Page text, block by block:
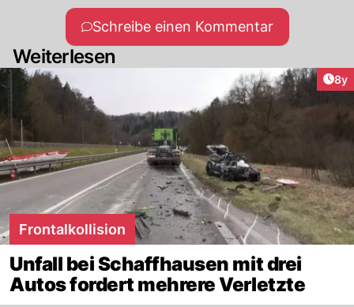
Schreibe einen Kommentar
Weiterlesen
8y
Frontalkollision
Unfall bei Schaffhausen mit drei
Autos fordert mehrere Verletzte